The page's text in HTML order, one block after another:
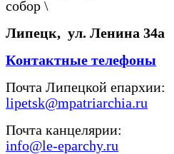
Липецк, ул. Ленина 34а
Контактные телефоны
Почта Липецкой епархии:
lipetsk@mpatriarchia.ru
Почта канцелярии:
info@le-eparchy.ru